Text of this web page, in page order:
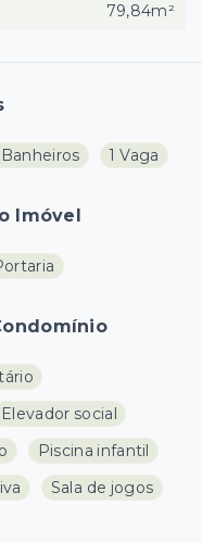
1 Vaga
Imóvel
Elevador social
Piscina infantil
Sala de jogos
79,84m²